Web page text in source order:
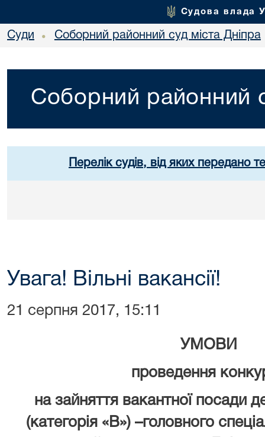
Судова влада
Суди • Соборний районний суд міста Дніпра
Соборний районний
Перелік судів, від яких передано
Увага! Вільні вакансії!
21 серпня 2017, 15:11
УМОВИ
проведення
на зайняття вакантної посади
(категорія «В») –головного